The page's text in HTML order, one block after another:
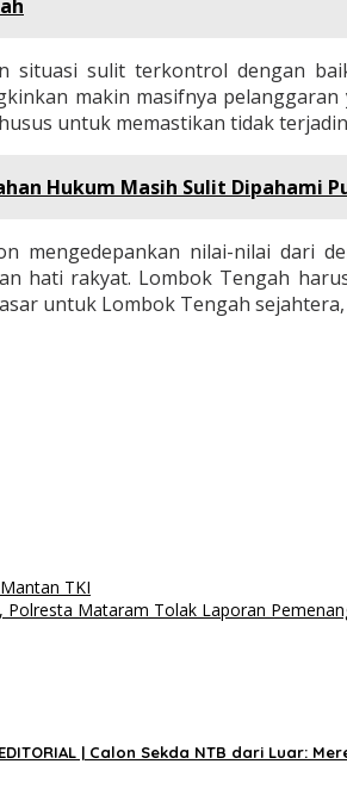
situasi sulit terkontrol dengan
makin masifnya
untuk memastikan tidak
Hukum Masih Sulit Dipahami
mengedepankan nilai-nilai dari
hati rakyat. Lombok Tengah
untuk Lombok Tengah
TKI
Polresta Mataram Tolak Laporan
EDITORIAL | Calon Sekda NTB dari Luar: